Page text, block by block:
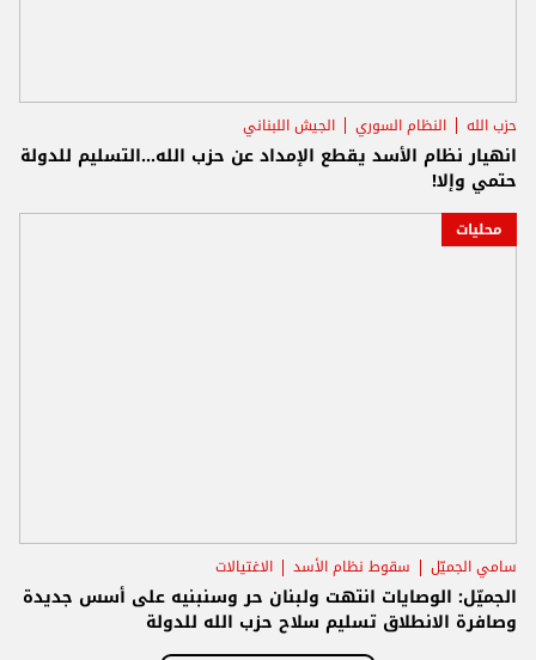
حزب الله النظام السوري الجيش اللبناني
انهيار نظام الأسد يقطع الإمداد عن حزب الله...التسليم للدولة
حتمي وإلا!
محليات
سامي الجميّل سقوط نظام الأسد الاغتيالات
الجميّل: الوصايات انتهت ولبنان حر وسنبنيه على أسس جديدة
وصافرة الانطلاق تسليم سلاح حزب الله للدولة